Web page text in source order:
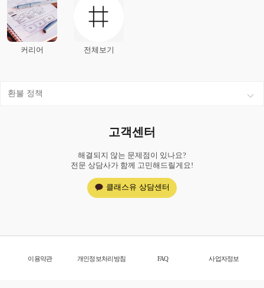
커리어 전체보기
환불 정책
고객센터
해결되지 않는 문제점이 있나요?
전문 상담사가 함께 고민해드릴게요!
클래스유 상담센터
이용약관 개인정보처리방침 FAQ 사업자정보